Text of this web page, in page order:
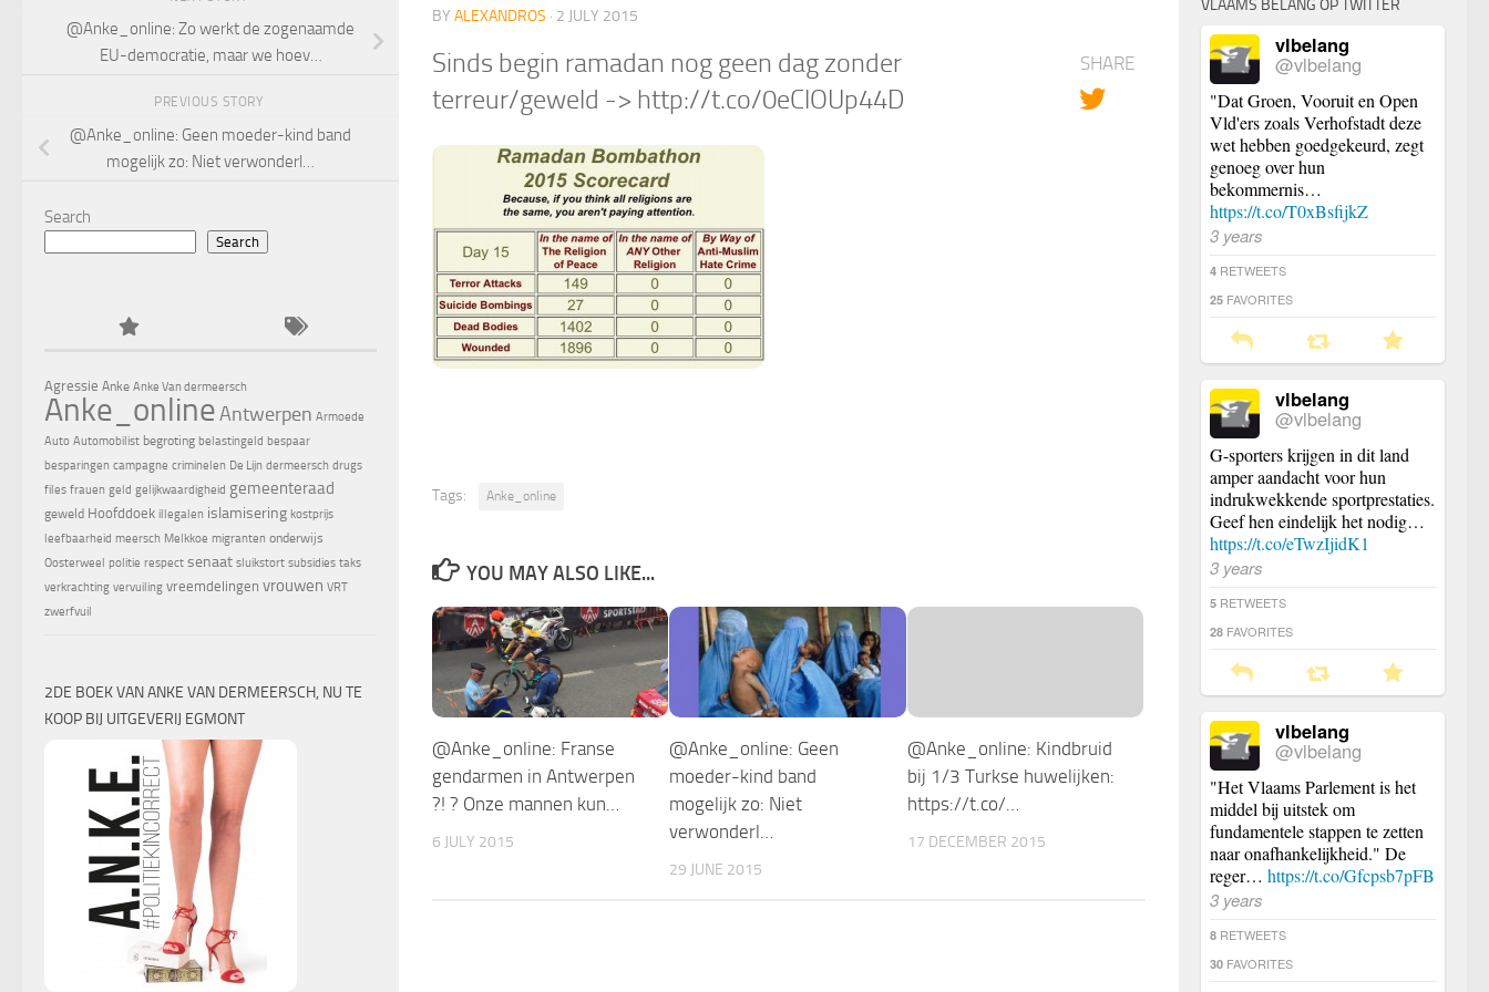
BY ALEXANDROS · 2 JULY 2015
Sinds begin ramadan nog geen dag zonder
terreur/geweld -> http://t.co/0eClOUp44D
SHARE
Tags: Anke_online
YOU MAY ALSO LIKE...
@Anke_online: Franse
gendarmen in Antwerpen
?! ? Onze mannen kun…
6 JULY 2015
@Anke_online: Geen
moeder-kind band
mogelijk zo: Niet
verwonderl…
29 JUNE 2015
@Anke_online: Kindbruid
bij 1/3 Turkse huwelijken:
https://t.co/…
17 DECEMBER 2015
@Anke_online: Zo werkt de zogenaamde
EU-democratie, maar we hoev…
PREVIOUS STORY
@Anke_online: Geen moeder-kind band
mogelijk zo: Niet verwonderl…
Search
Search
Agressie Anke Anke Van dermeersch
Anke_onlineAntwerpen Armoede
Auto Automobilist begroting belastingeld bespaar
besparingen campagne criminelen De Lijn dermeersch drugs
files frauen geld gelijkwaardigheid gemeenteraad
geweld Hoofddoek illegalen islamisering kostprijs
leefbaarheid meersch Melkkoe migranten onderwijs
Oosterweel politie respect senaat sluikstort subsidies taks
verkrachting vervuiling vreemdelingen vrouwen VRT
zwerfvuil
2DE BOEK VAN ANKE VAN DERMEERSCH, NU TE
KOOP BIJ UITGEVERIJ EGMONT
VLAAMS BELANG OP TWITTER
vlbelang
@vlbelang
"Dat Groen, Vooruit en Open
Vld'ers zoals Verhofstadt deze
wet hebben goedgekeurd, zegt
genoeg over hun
bekommernis…
https://t.co/T0xBsfijkZ
3 years
4 RETWEETS
25 FAVORITES
vlbelang
@vlbelang
G-sporters krijgen in dit land
amper aandacht voor hun
indrukwekkende sportprestaties.
Geef hen eindelijk het nodig…
https://t.co/eTwzIjidK1
3 years
5 RETWEETS
28 FAVORITES
vlbelang
@vlbelang
"Het Vlaams Parlement is het
middel bij uitstek om
fundamentele stappen te zetten
naar onafhankelijkheid." De
reger… https://t.co/Gfcpsb7pFB
3 years
8 RETWEETS
30 FAVORITES